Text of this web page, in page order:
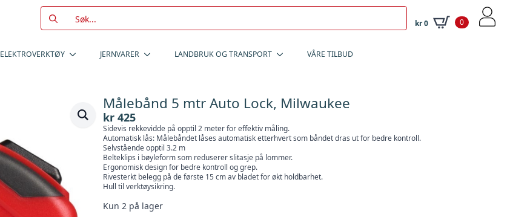
Search
for:
kr0 0
ELEKTROVERKTØY JERNVARER LANDBRUK OG TRANSPORT VÅRE TILBUD
Målebånd 5 mtr Auto Lock, Milwaukee
kr 425
Sidevis rekkevidde på opptil 2 meter for effektiv måling.
Automatisk lås: Målebåndet låses automatisk etterhvert som båndet dras ut for bedre kontroll.
Selvstående opptil 3.2 m
Belteklips i bøyleform som reduserer slitasje på lommer.
Ergonomisk design for bedre kontroll og grep.
Rivesterkt belegg på de første 15 cm av bladet for økt holdbarhet.
Hull til verktøysikring.
Kun 2 på lager